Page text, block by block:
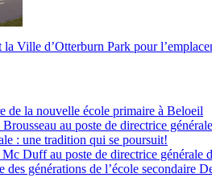
la Ville d’Otterburn Park pour
de la nouvelle école primaire à Beloeil
au poste de directrice
: une tradition qui se poursuit!
Duff au poste de directrice générale
des générations de l’école secondaire